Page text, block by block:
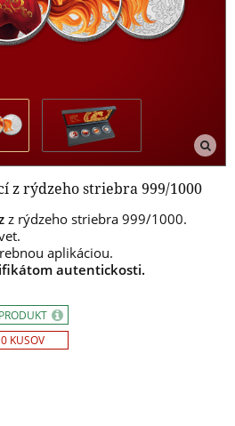
z rýdzeho striebra 999/1000
z rýdzeho striebra 999/1000.
aplikáciou.
autentickosti.
KUSOV